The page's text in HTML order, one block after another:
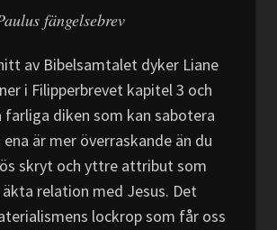
fängelsebrev
av Bibelsamtalet dyker Liane
i Filipperbrevet kapitel 3 och
farliga diken som kan sabotera
är mer överraskande än du
skryt och yttre attribut som
relation med Jesus. Det
lockrop som får oss